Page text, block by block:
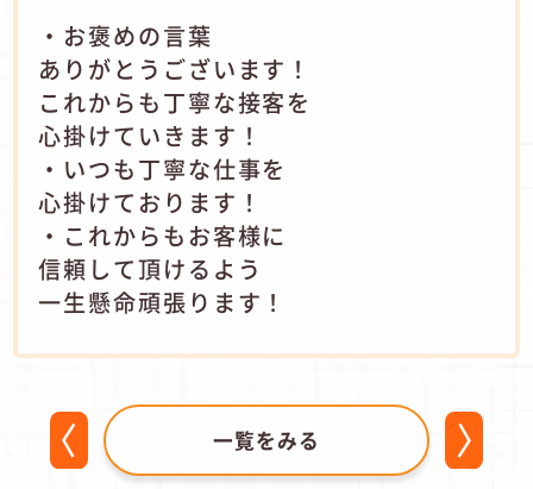
・お褒めの言葉
ありがとうございます！
これからも丁寧な接客を
心掛けていきます！
・いつも丁寧な仕事を
心掛けております！
・これからもお客様に
信頼して頂けるよう
一生懸命頑張ります！
一覧をみる